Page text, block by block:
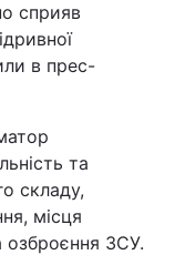
сприяв
в прес-
та
складу,
місця
озброєння ЗСУ.